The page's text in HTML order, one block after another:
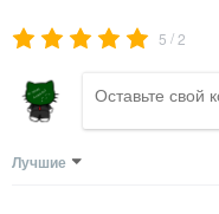
5 /2
Лучшие